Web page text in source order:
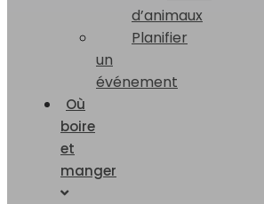
d’animaux
Planifier
un
événement
Où
boire
et
manger